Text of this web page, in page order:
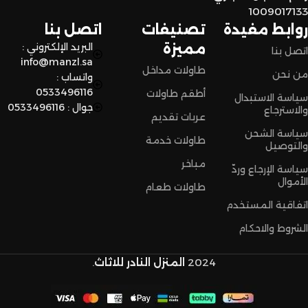
اختاروا الراحة والأناقة من المنزل النادر للاثاث الآن وعيشوا تجربة
تسوق مميزة.
روابط مفيدة
اتصل بنا
من نحن
سياسة الاستبدال
والاسترجاع
سياسة الشحن
والتوصيل
سياسة الإرجاع وردّ
الأموال
اتفاقية المستخدم
الشروط والاحكام
تصنيفات
مميزة
طاولات مداخل
أطقم طاولات
عربات تقديم
طاولات خدمة
مباخر
طاولات طعام
اتصل بنا
البريد الإلكتروني :
info@manzl.sa
واتساب :
0533496116
جوال : 0533496116
1009017133
2024 المنزل النادر للاثاث.
عربية